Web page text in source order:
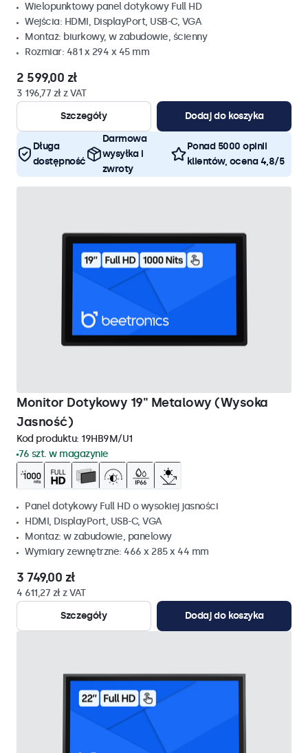
Wielopunktowy panel dotykowy Full HD
Wejścia: HDMI, DisplayPort, USB-C, VGA
Montaż: biurkowy, w zabudowie, ścienny
Rozmiar: 481 x 294 x 45 mm
2 599,00 zł
3 196,77 zł z VAT
Szczegóły
Dodaj do koszyka
Długa
dostępność
Darmowa
wysyłka i
zwroty
Ponad 5000 opinii
klientów, ocena 4,8/5
Monitor Dotykowy 19" Metalowy (Wysoka
Jasność)
Kod produktu: 19HB9M/U1
76 szt. w magazynie
Panel dotykowy Full HD o wysokiej jasności
HDMI, DisplayPort, USB-C, VGA
Montaz: w zabudowie, panelowy
Wymiary zewnętrzne: 466 x 285 x 44 mm
3 749,00 zł
4 611,27 zł z VAT
Szczegóły
Dodaj do koszyka